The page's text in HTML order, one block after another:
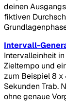
deinen
fiktiven
Intervall-
Intervalleinheit
Zieltempo und
zum Beispiel 8
Sekunden Trab.
ohne genaue